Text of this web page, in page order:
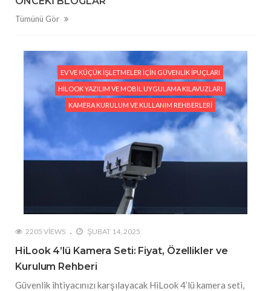
Tümünü Gör
EV VE KÜÇÜK İŞLETMELER İÇIN GÜVENLIK İPUÇLARI
HILOOK YAZILIM VE MOBIL UYGULAMA KILAVUZLARI
KAMERA KURULUM VE KULLANIM REHBERLERI
2205 VIEWS ŞUBAT 14, 2025
HiLook 4’lü Kamera Seti: Fiyat, Özellikler ve
Kurulum Rehberi
Güvenlik ihtiyacınızı karşılayacak HiLook 4’lü kamera seti,